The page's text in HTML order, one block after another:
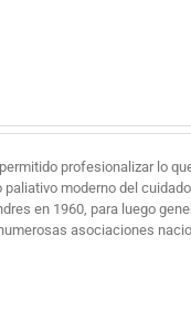
profesionalizar lo
moderno del
en 1960, para luego
asociaciones